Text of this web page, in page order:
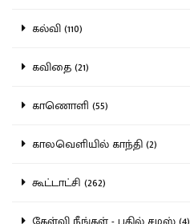
கல்வி (110)
கவிதை (21)
காணொளி (55)
காலவெளியில் காந்தி (2)
கூட்டாட்சி (262)